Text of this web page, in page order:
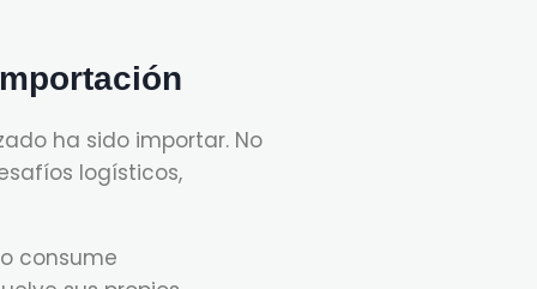
ha sido importar. No
logísticos,
consume